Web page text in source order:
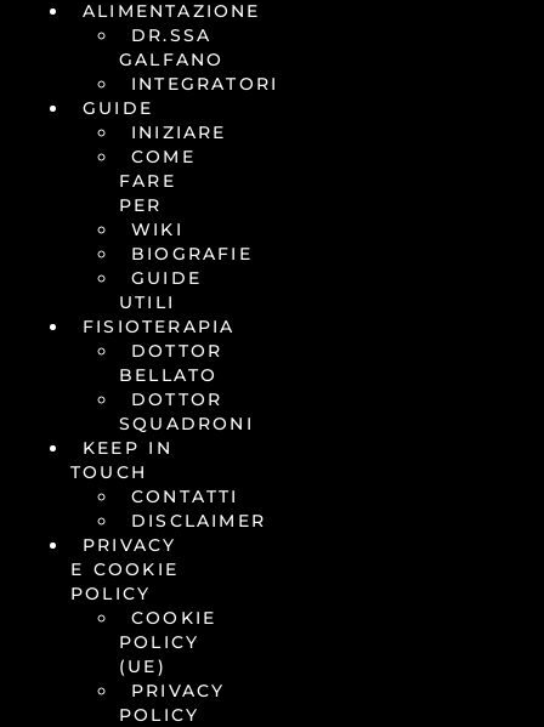
ALIMENTAZIONE
DR.SSA
GALFANO
INTEGRATORI
GUIDE
INIZIARE
COME
FARE
PER
WIKI
BIOGRAFIE
GUIDE
UTILI
FISIOTERAPIA
DOTTOR
BELLATO
DOTTOR
SQUADRONI
KEEP IN
TOUCH
CONTATTI
DISCLAIMER
PRIVACY
E COOKIE
POLICY
COOKIE
POLICY
(UE)
PRIVACY
POLICY